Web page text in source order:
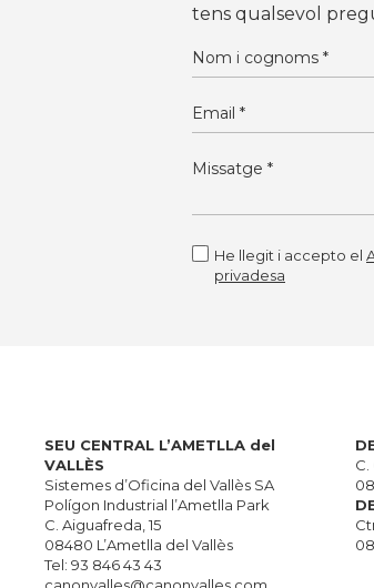
tens qualsevol
He llegit i accepto el
privadesa
SEU CENTRAL L’AMETLLA del
VALLÈS
Sistemes d’Oficina del Vallès SA
Polígon Industrial l’Ametlla Park
C. Aiguafreda, 15
08480 L’Ametlla del Vallès
Tel: 93 846 43 43
canonvalles@canonvalles.com
C.